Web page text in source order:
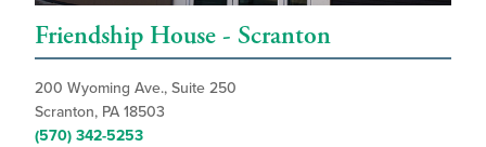
Friendship House - Scranton
200 Wyoming Ave., Suite 250
Scranton, PA 18503
(570) 342-5253